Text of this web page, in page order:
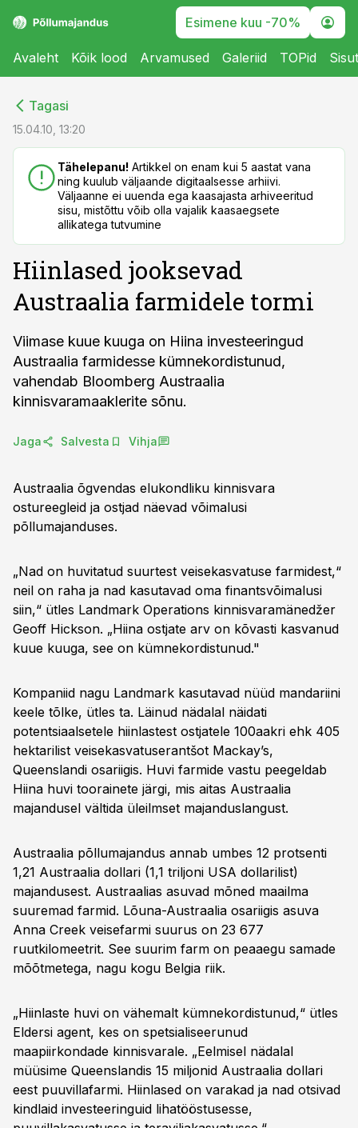
Esimene kuu -70%
Avaleht Kõik lood Arvamused Galeriid TOPid
Tagasi
15.04.10, 13:20
Tähelepanu! Artikkel on enam kui 5 aastat vana
ning kuulub väljaande digitaalsesse arhiivi.
Väljaanne ei uuenda ega kaasajasta arhiveeritud
sisu, mistõttu võib olla vajalik kaasaegsete
allikatega tutvumine
Hiinlased jooksevad
Austraalia farmidele tormi
Viimase kuue kuuga on Hiina investeeringud
Austraalia farmidesse kümnekordistunud,
vahendab Bloomberg Austraalia
kinnisvaramaaklerite sõnu.
Jaga Salvesta Vihja
Austraalia õgvendas elukondliku kinnisvara
ostureegleid ja ostjad näevad võimalusi
põllumajanduses.
„Nad on huvitatud suurtest veisekasvatuse farmidest,“
neil on raha ja nad kasutavad oma finantsvõimalusi
siin,“ ütles Landmark Operations kinnisvaramänedžer
Geoff Hickson. „Hiina ostjate arv on kõvasti kasvanud
kuue kuuga, see on kümnekordistunud."
Kompaniid nagu Landmark kasutavad nüüd mandariini
keele tõlke, ütles ta. Läinud nädalal näidati
potentsiaalsetele hiinlastest ostjatele 100aakri ehk 405
hektarilist veisekasvatuserantšot Mackay’s,
Queenslandi osariigis. Huvi farmide vastu peegeldab
Hiina huvi toorainete järgi, mis aitas Austraalia
majandusel vältida üleilmset majanduslangust.
Austraalia põllumajandus annab umbes 12 protsenti
1,21 Austraalia dollari (1,1 triljoni USA dollarilist)
majandusest. Austraalias asuvad mõned maailma
suuremad farmid. Lõuna-Austraalia osariigis asuva
Anna Creek veisefarmi suurus on 23 677
ruutkilomeetrit. See suurim farm on peaaegu samade
mõõtmetega, nagu kogu Belgia riik.
„Hiinlaste huvi on vähemalt kümnekordistunud,“ ütles
Eldersi agent, kes on spetsialiseerunud
maapiirkondade kinnisvarale. „Eelmisel nädalal
müüsime Queenslandis 15 miljonid Austraalia dollari
eest puuvillafarmi. Hiinlased on varakad ja nad otsivad
kindlaid investeeringuid lihatööstusesse,